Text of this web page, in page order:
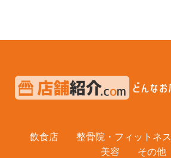
飲食店 整骨院・フィットネス
美容
その他